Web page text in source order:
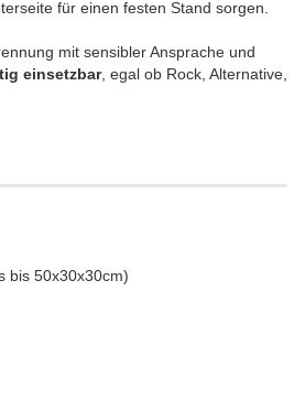
für einen festen Stand sorgen.
mit sensibler Ansprache und
einsetzbar, egal ob Rock, Alternative,
bis 50x30x30cm)